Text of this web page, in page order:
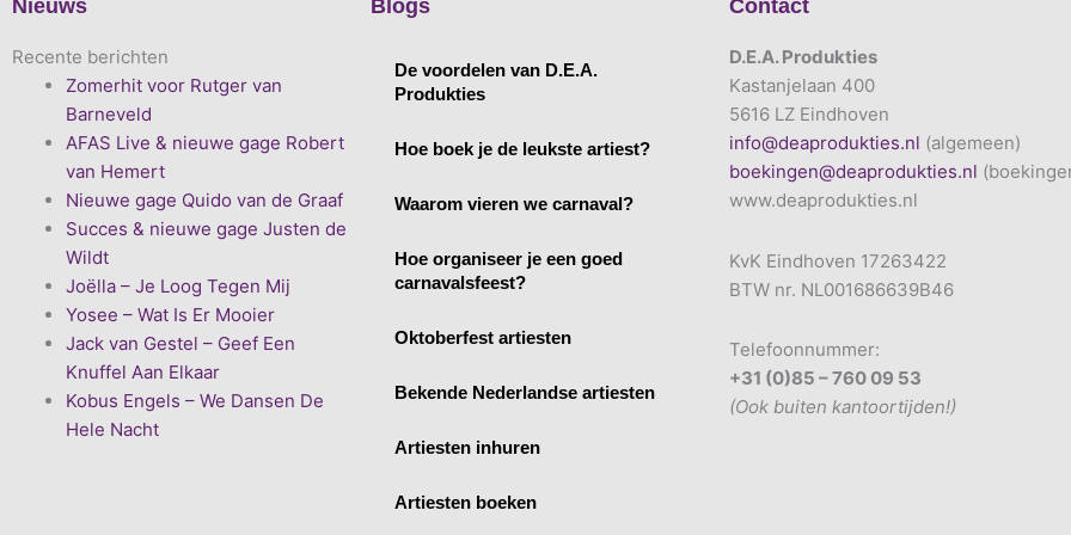
Nieuws
Recente berichten
Zomerhit voor Rutger van
Barneveld
AFAS Live & nieuwe gage Robert
van Hemert
Nieuwe gage Quido van de Graaf
Succes & nieuwe gage Justen de
Wildt
Joëlla – Je Loog Tegen Mij
Yosee – Wat Is Er Mooier
Jack van Gestel – Geef Een
Knuffel Aan Elkaar
Kobus Engels – We Dansen De
Hele Nacht
Blogs
De voordelen van D.E.A.
Produkties
Hoe boek je de leukste artiest?
Waarom vieren we carnaval?
Hoe organiseer je een goed
carnavalsfeest?
Oktoberfest artiesten
Bekende Nederlandse artiesten
Artiesten inhuren
Artiesten boeken
Contact
D.E.A. Produkties
Kastanjelaan 400
5616 LZ Eindhoven
info@deaprodukties.nl (algemeen)
boekingen@deaprodukties.nl
www.deaprodukties.nl
KvK Eindhoven 17263422
BTW nr. NL001686639B46
Telefoonnummer:
+31 (0)85 – 760 09 53
(Ook buiten kantoortijden!)